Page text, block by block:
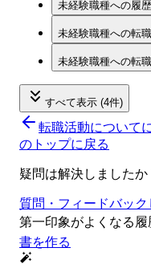
未経験職種への履
未経験職種への転
未経験職種への転
すべて表示 (4件)
転職活動について
のトップに戻る
疑問は解決しましたか
質問・フィードバック
第一印象がよくなる履
書を作る